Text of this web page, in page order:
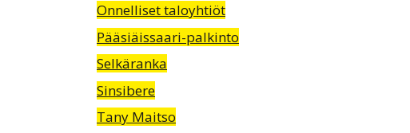
Onnelliset taloyhtiöt
Pääsiäissaari-palkinto
Selkäranka
Sinsibere
Tany Maitso